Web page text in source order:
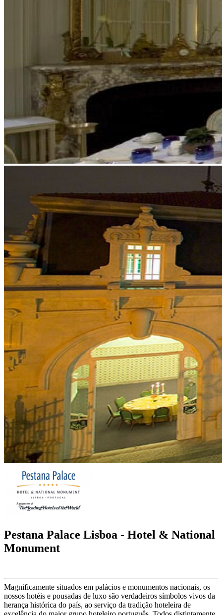
Pestana Palace Lisboa - Hotel & National
Monument
Magnificamente situados em palácios e monumentos nacionais, os
nossos hotéis e pousadas de luxo são verdadeiros símbolos vivos da
herança histórica do país, ao serviço da tradição hoteleira de